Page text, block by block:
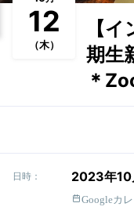
12
（木）
【
期生
＊
日時： 2023年
Googleカ